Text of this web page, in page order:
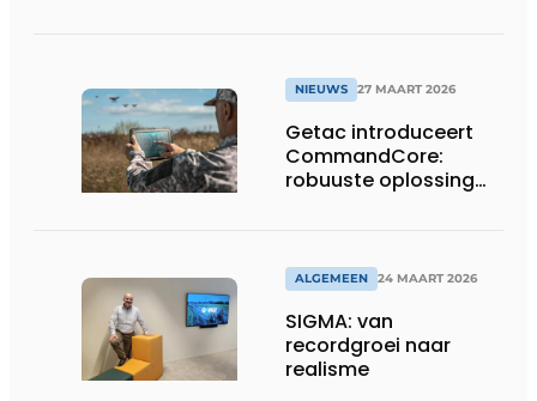
NIEUWS 27 MAART 2026
Getac introduceert
CommandCore:
robuuste oplossing
ALGEMEEN 24 MAART 2026
SIGMA: van
recordgroei naar
realisme